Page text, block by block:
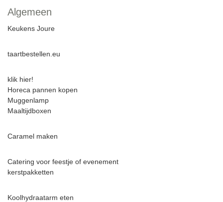
Algemeen
Keukens Joure
taartbestellen.eu
klik hier!
Horeca pannen kopen
Muggenlamp
Maaltijdboxen
Caramel maken
Catering voor feestje of evenement
kerstpakketten
Koolhydraatarm eten